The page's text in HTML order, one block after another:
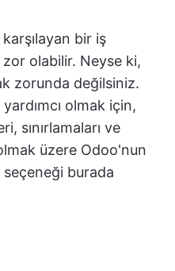
bir iş
zor olabilir. Neyse ki,
zorunda değilsiniz.
olmak için,
sınırlamaları ve
üzere Odoo'nun
burada